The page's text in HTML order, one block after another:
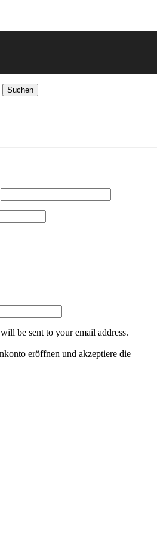
be sent to your email address.
eröffnen und akzeptiere die